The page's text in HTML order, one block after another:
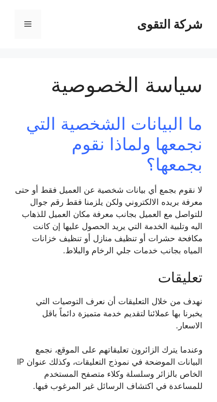
المحتوىشركة التقوى القائمة
سياسة الخصوصية
ما البيانات الشخصية التي
نجمعها ولماذا نقوم
بجمعها؟
لا نقوم بجمع أي بيانات شخصية عن العميل فقط أو حتى
معرفة بريده الالكتروني ولكن يلزمنا فقط رقم جوال
للتواصل مع العميل بجانب معرفة مكان العميل للذهاب
اليه وتلبية الخدمة التي يريد الحصول عليها إن كانت
مكافحة حشرات أو تنظيف منازل أو تنظيف خزانات
المياه بجانب خدمات جلي الرخام والبلاط.
تعليقات
نهدف من خلال التعليقات أن نعرف التوصيات التي
يخبرنا بها عملائنا لتقديم خدمة متميزة دائماً باقل
الاسعار.
وعندما يترك الزائرون تعليقاتهم على الموقع، نجمع
البيانات الموضحة في نموذج التعليقات، وكذلك عنوان IP
الخاص بالزائر وسلسلة وكلاء متصفح المستخدم
للمساعدة في اكتشاف الرسائل غير المرغوب فيها.